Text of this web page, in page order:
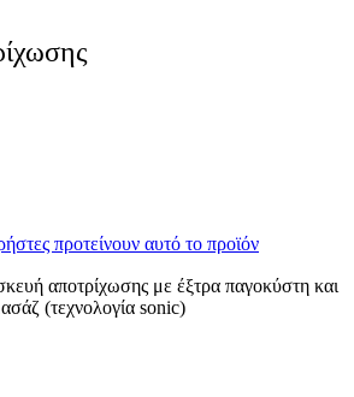
προτείνουν αυτό το προϊόν
αποτρίχωσης με έξτρα παγοκύστη και
(τεχνολογία sonic)